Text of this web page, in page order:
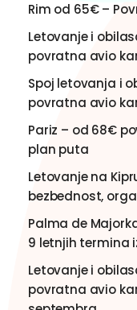
Rim od 65€ –
Letovanje i
povratna avio
Spoj letovanja i
povratna avio
Pariz – od 68€
plan puta
Letovanje na
bezbednost,
Palma de
9 letnjih termina
Letovanje i
povratna avio